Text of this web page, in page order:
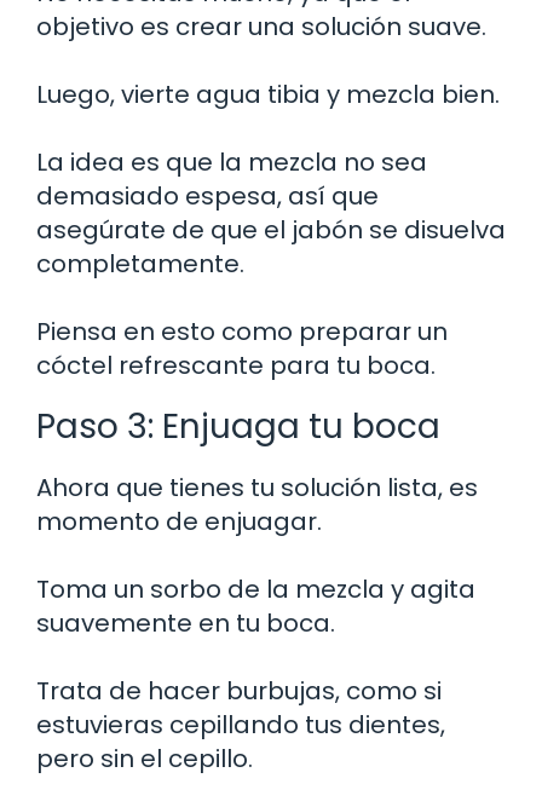
objetivo es crear una solución suave.
Luego, vierte agua tibia y mezcla bien.
La idea es que la mezcla no sea
demasiado espesa, así que
asegúrate de que el jabón se disuelva
completamente.
Piensa en esto como preparar un
cóctel refrescante para tu boca.
Paso 3: Enjuaga tu boca
Ahora que tienes tu solución lista, es
momento de enjuagar.
Toma un sorbo de la mezcla y agita
suavemente en tu boca.
Trata de hacer burbujas, como si
estuvieras cepillando tus dientes,
pero sin el cepillo.